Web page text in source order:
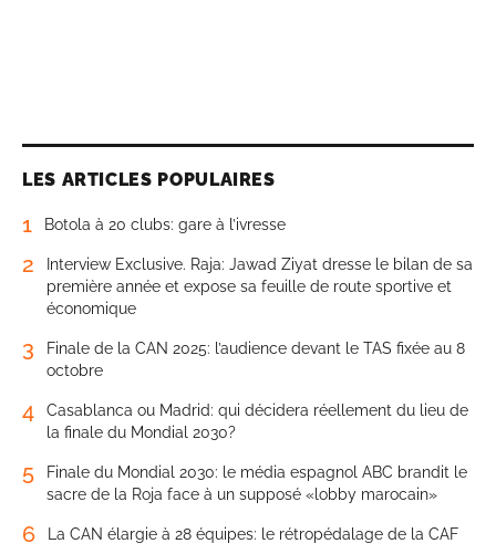
LES ARTICLES POPULAIRES
1 Botola à 20 clubs: gare à l’ivresse
2
Interview Exclusive. Raja: Jawad Ziyat dresse le bilan de sa
première année et expose sa feuille de route sportive et
économique
3
Finale de la CAN 2025: l’audience devant le TAS fixée au 8
octobre
4
Casablanca ou Madrid: qui décidera réellement du lieu de
la finale du Mondial 2030?
5
Finale du Mondial 2030: le média espagnol ABC brandit le
sacre de la Roja face à un supposé «lobby marocain»
6 La CAN élargie à 28 équipes: le rétropédalage de la CAF